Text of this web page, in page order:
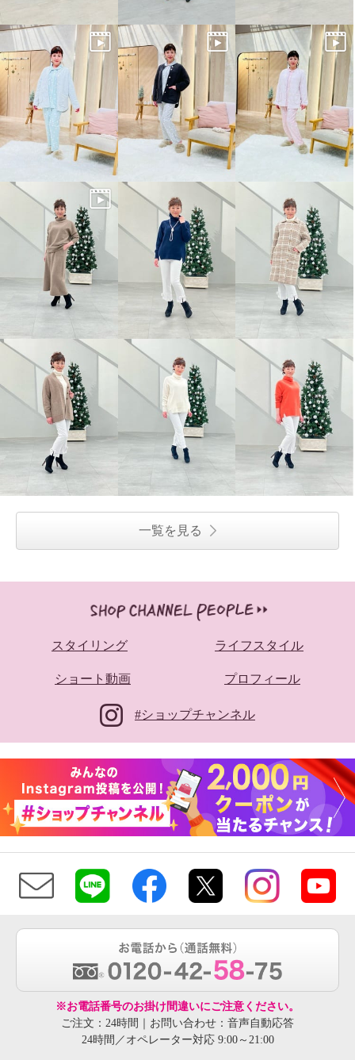
一覧を見る
スタイリング ライフスタイル
ショート動画 プロフィール
#ショップチャンネル
※お電話番号のお掛け間違いにご注意ください。
ご注文：24時間｜お問い合わせ：音声自動応答
24時間／オペレーター対応 9:00～21:00